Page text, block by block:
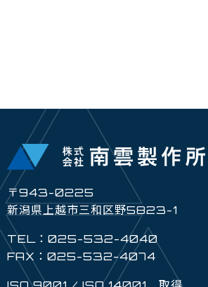
〒943-0225
新潟県上越市三和区野5823-1
TEL：025-532-4040
FAX：025-532-4074